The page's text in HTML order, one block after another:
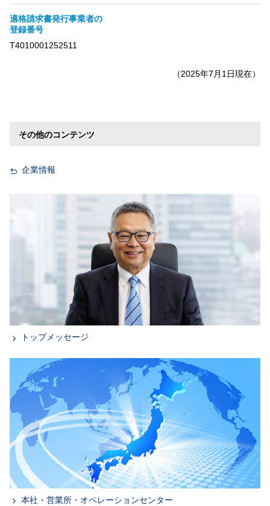
適格請求書発行事業者の
登録番号
T4010001252511
（2025年7月1日現在）
その他のコンテンツ
企業情報
トップメッセージ
本社・営業所・オペレーションセンター